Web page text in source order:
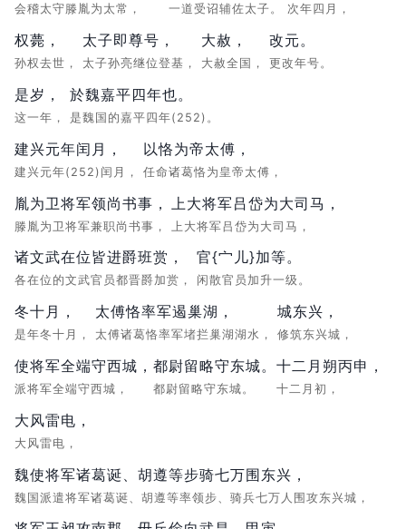
会稽太守滕胤为太常， 一道受诏辅佐太子。 次年四月，
权薨，
孙权去世，
太子即尊号，
太子孙亮继位登基，
大赦，
大赦全国，
改元。
更改年号。
是岁，
这一年，
於魏嘉平四年也。
是魏国的嘉平四年(252)。
建兴元年闰月，
建兴元年(252)闰月，
以恪为帝太傅，
任命诸葛恪为皇帝太傅，
胤为卫将军领尚书事，
滕胤为卫将军兼职尚书事，
上大将军吕岱为大司马，
上大将军吕岱为大司马，
诸文武在位皆进爵班赏，
各在位的文武官员都晋爵加赏，
官{宀儿}加等。
闲散官员加升一级。
冬十月，
是年冬十月，
太傅恪率军遏巢湖，
太傅诸葛恪率军堵拦巢湖湖水，
城东兴，
修筑东兴城，
使将军全端守西城，
派将军全端守西城，
都尉留略守东城。
都尉留略守东城。
十二月朔丙申，
十二月初，
大风雷电，
大风雷电，
魏使将军诸葛诞、胡遵等步骑七万围东兴，
魏国派遣将军诸葛诞、胡遵等率领步、骑兵七万人围攻东兴城，